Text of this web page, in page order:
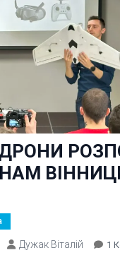
Дужак Віталій 1